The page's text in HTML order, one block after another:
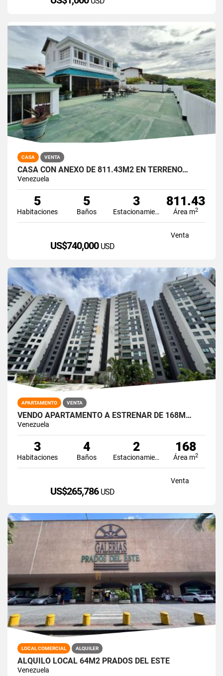
CASA VENTA
CASA CON ANEXO DE 811.43M2 EN TERRENO…
Venezuela
5
Habitaciones
5
Baños
3
Estacionamiento
811.43
Área m2
Venta
US$740,000 USD
APARTAMENTO VENTA
VENDO APARTAMENTO A ESTRENAR DE 168M…
Venezuela
3
Habitaciones
4
Baños
2
Estacionamiento
168
Área m2
Venta
US$265,786 USD
LOCAL COMERCIAL ALQUILER
ALQUILO LOCAL 64M2 PRADOS DEL ESTE
Venezuela